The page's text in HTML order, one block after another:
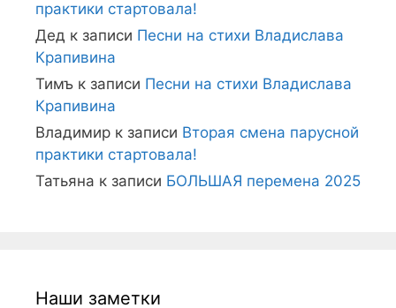
практики стартовала!
Дед к записи Песни на стихи Владислава
Крапивина
Тимъ к записи Песни на стихи Владислава
Крапивина
Владимир к записи Вторая смена парусной
практики стартовала!
Татьяна к записи БОЛЬШАЯ перемена 2025
Наши заметки